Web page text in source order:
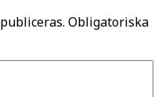
Obligatoriska